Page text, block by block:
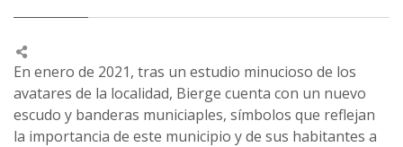
En enero de 2021, tras un estudio minucioso de los
avatares de la localidad, Bierge cuenta con un nuevo
escudo y banderas municiaples, símbolos que reflejan
la importancia de este municipio y de sus habitantes a